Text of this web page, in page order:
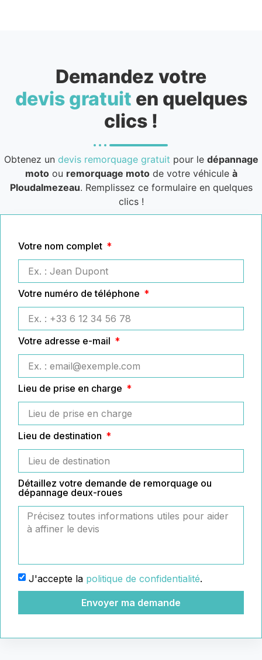
Demandez votre
devis gratuit en quelques
clics !
Obtenez un devis remorquage gratuit pour le dépannage
motoou remorquage motode votre véhicule à
Ploudalmezeau. Remplissez ce formulaire en quelques
clics !
Votre nom complet
Votre numéro de téléphone
Votre adresse e-mail
Lieu de prise en charge
Lieu de destination
Détaillez votre demande de remorquage ou
dépannage deux-roues
J'accepte la politique de confidentialité.
Envoyer ma demande